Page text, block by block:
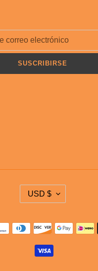
SUSCRIBIRSE
O
E
D
USD $
Métodos
de
pago